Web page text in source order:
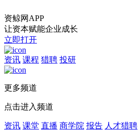
资鲸网APP
让资本赋能企业成长
立即打开
资讯 课程 猎聘 投研
更多频道
点击进入频道
资讯 课堂 直播 商学院 报告 人才猎聘